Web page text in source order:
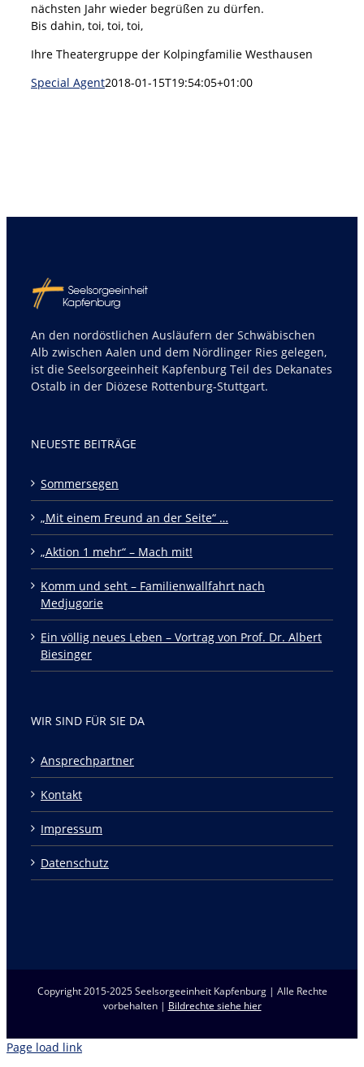
nächsten Jahr wieder begrüßen zu dürfen.
Bis dahin, toi, toi, toi,
Ihre Theatergruppe der Kolpingfamilie Westhausen
Special Agent2018-01-15T19:54:05+01:00
An den nordöstlichen Ausläufern der Schwäbischen
Alb zwischen Aalen und dem Nördlinger Ries gelegen,
ist die Seelsorgeeinheit Kapfenburg Teil des Dekanates
Ostalb in der Diözese Rottenburg-Stuttgart.
NEUESTE BEITRÄGE
Sommersegen
„Mit einem Freund an der Seite“ …
„Aktion 1 mehr“ – Mach mit!
Komm und seht – Familienwallfahrt nach
Medjugorie
Ein völlig neues Leben – Vortrag von Prof. Dr. Albert
Biesinger
WIR SIND FÜR SIE DA
Ansprechpartner
Kontakt
Impressum
Datenschutz
Copyright 2015-2025 Seelsorgeeinheit Kapfenburg | Alle Rechte
vorbehalten | Bildrechte siehe hier
Page load link